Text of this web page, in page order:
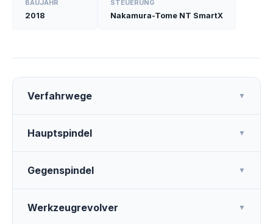
BAUJAHR
2018
STEUERUNG
Nakamura-Tome NT SmartX
Verfahrwege ▼
Hauptspindel ▼
Gegenspindel ▼
Werkzeugrevolver ▼